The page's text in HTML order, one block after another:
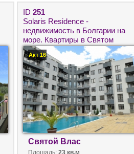
ID 251
Solaris Residence -
недвижимость в Болгарии на
море. Квартиры в Святом
Власе с видом на море. Купить
квартиру в Болгарии с Роял
Хомс.
Акт 16
Святой Влас